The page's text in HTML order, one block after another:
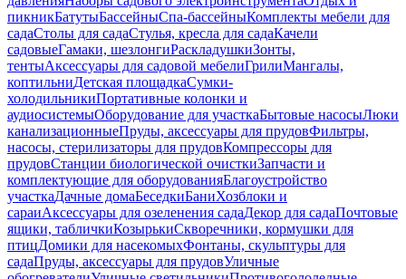
пикникБатутыБассейныСпа-бассейныКомплекты мебели для
садаСтолы для садаСтулья, кресла для садаКачели
садовыеГамаки, шезлонгиРаскладушкиЗонты,
тентыАксессуары для садовой мебелиГрилиМангалы,
коптильниДетская площадкаСумки-
холодильникиПортативные колонки и
аудиосистемыОборудование для участкаБытовые насосыЛюки
канализационныеПруды, аксессуары для прудовФильтры,
насосы, стерилизаторы для прудовКомпрессоры для
прудовСтанции биологической очисткиЗапчасти и
комплектующие для оборудованияБлагоустройство
участкаДачные домаБеседкиБаниХозблоки и
сараиАксессуары для озеленения садаДекор для садаПочтовые
ящики, табличкиКозырькиСкворечники, кормушки для
птицДомики для насекомыхФонтаны, скульптуры для
садаПруды, аксессуары для прудовУличные